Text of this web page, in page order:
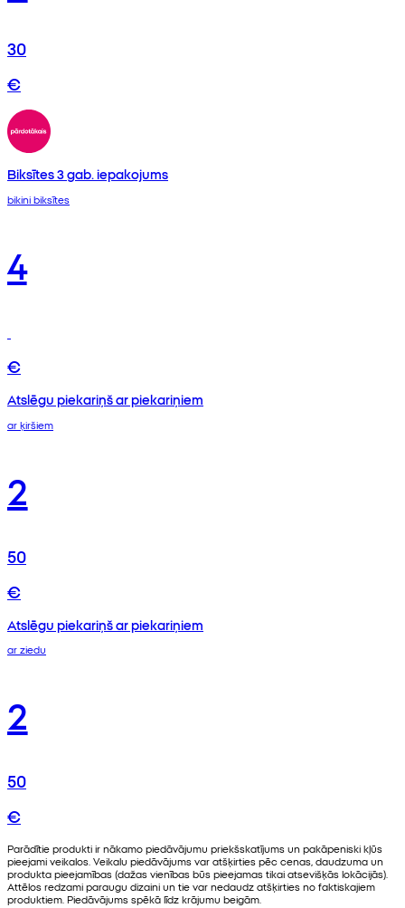
30
€
Biksītes 3 gab. iepakojums
bikini biksītes
4
€
Atslēgu piekariņš ar piekariņiem
ar ķiršiem
2
50
€
Atslēgu piekariņš ar piekariņiem
ar ziedu
2
50
€
Parādītie produkti ir nākamo piedāvājumu priekšskatījums un pakāpeniski kļūs
pieejami veikalos. Veikalu piedāvājums var atšķirties pēc cenas, daudzuma un
produkta pieejamības (dažas vienības būs pieejamas tikai atsevišķās lokācijās).
Attēlos redzami paraugu dizaini un tie var nedaudz atšķirties no faktiskajiem
produktiem. Piedāvājums spēkā līdz krājumu beigām.